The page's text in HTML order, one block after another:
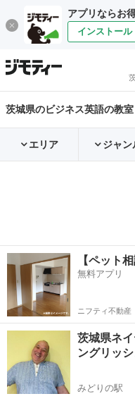
アプリならお
インストール
茨城県のビジネス英語の教
エリア ジャン
【ペット
無料アプリ
ニフティ不動産
茨城県ネ
ングリッ
みどりの駅